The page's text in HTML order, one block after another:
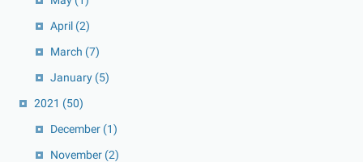
April (2)
March (7)
January (5)
2021 (50)
December (1)
November (2)